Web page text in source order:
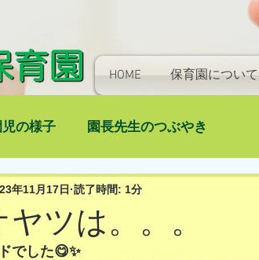
HOME 保育園について
児の様子 園長先生のつぶやき
ツは。。。
年11月17日 読了時間: 1分
でした😋✨